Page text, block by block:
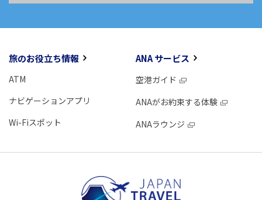
旅のお役立ち情報
ATM
ナビゲーションアプリ
Wi-Fiスポット
ANA サービス
空港ガイド
ANAがお約束する体験
ANAラウンジ